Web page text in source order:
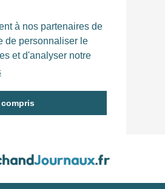
à nos partenaires de
de personnaliser le
et d'analyser notre